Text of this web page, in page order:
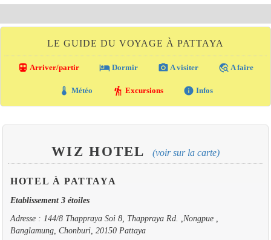
LE GUIDE DU VOYAGE À PATTAYA
directions_transit Arriver/partir local_hotel Dormir photo_camera A visiter travel_explore A faire
thermostat Météo hiking Excursions info Infos
WIZ HOTEL (voir sur la carte)
HOTEL À PATTAYA
Etablissement 3 étoiles
Adresse : 144/8 Thappraya Soi 8, Thappraya Rd. ,Nongpue ,
Banglamung, Chonburi, 20150 Pattaya